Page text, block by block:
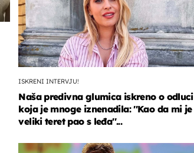
ISKRENI INTERVJU!
Naša predivna glumica iskreno o odluci
koja je mnoge iznenadila: ''Kao da mi je
veliki teret pao s leđa''...